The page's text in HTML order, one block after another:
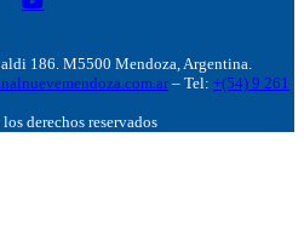
186. M5500 Mendoza, Argentina.
– Tel: +(54) 9 261
derechos reservados